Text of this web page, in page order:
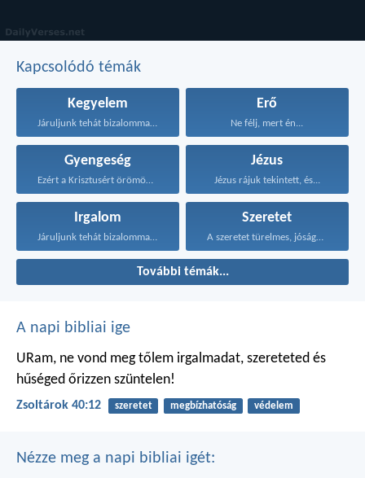
Kapcsolódó témák
Kegyelem
Járuljunk tehát bizalommal a...
Erő
Ne félj, mert én...
Gyengeség
Ezért a Krisztusért örömöm...
Jézus
Jézus rájuk tekintett, és...
Irgalom
Járuljunk tehát bizalommal a...
Szeretet
A szeretet türelmes, jóságos...
További témák...
A napi bibliai ige
URam, ne vond meg tőlem irgalmadat, szereteted és
hűséged őrizzen szüntelen!
Zsoltárok 40:12 szeretet megbízhatóság védelem
Nézze meg a napi bibliai igét: